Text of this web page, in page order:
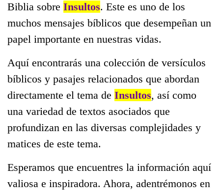
Biblia sobre Insultos. Este es uno de los
muchos mensajes bíblicos que desempeñan un
papel importante en nuestras vidas.
Aquí encontrarás una colección de versículos
bíblicos y pasajes relacionados que abordan
directamente el tema de Insultos, así como
una variedad de textos asociados que
profundizan en las diversas complejidades y
matices de este tema.
Esperamos que encuentres la información aquí
valiosa e inspiradora. Ahora, adentrémonos en